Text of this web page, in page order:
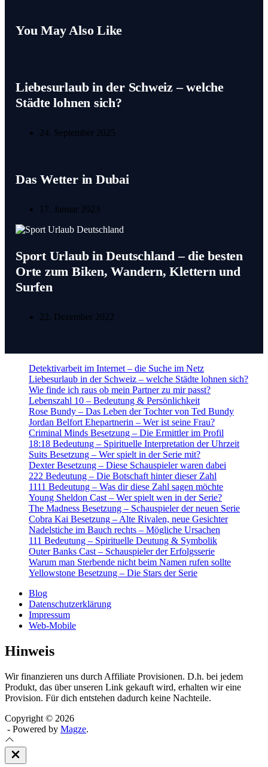
You May Also Like
Liebesurlaub in der Schweiz – welche
Städte lohnen sich?
24. September 2025
Das Wetter in Dubai
17. Januar 2023
Sport Urlaub in Deutschland – die besten
Orte zum Biken, Wandern, Klettern und
Surfen
22. Dezember 2022
Detektivarbeit im Internet – die Suche im Netz
Liebesurlaub in der Schweiz – welche Städte lohnen sich?
Wie finde ich raus ob mein Partner zu mir passt?
Lebenszahl 10 – Bedeutung & Persönlichkeit
Rose Bundy – Das Leben der Tochter von Ted Bundy
Jordan Belfort Ehepartnerin – Wer ist seine Frau?
Criminal Minds Besetzung – Die Ermittler im Profil
18:18 Bedeutung – Spirituelle Interpretation der Uhrzeit
Suits Besetzung – Wer spielt in der Serie mit?
Dexter Besetzung – Diese Schauspieler waren dabei
222 Bedeutung – Die Botschaft hinter dieser Zahl
1111 Bedeutung – Was dir diese Zahl sagen möchte
Young Sheldon Cast – Wer spielt wen in der Serie?
The Madness Besetzung – Schauspieler der neuen Serie
Cobra Kai Besetzung – Alte Rivalen, neue Gesichter
Nadelstiche im Bauch rechts – Mögliche Ursachen
111 Bedeutung – Spirituelle Deutung & Symbolik
Outer Banks Cast – Schauspieler der Erfolgsserie
Warum man Sterbende nicht beim Namen rufen sollte
Yellowstone Besetzung – Die Stars der Serie
Blog
Datenschutzerklärung
Impressum
Web-Mobile
Hinweis
Wir finanzieren uns durch Affiliate Provisionen. D.h. bei jedem
Produkt, das über unseren Link gekauft wird, erhalten wir eine
Provision. Für dich entstehen dadurch keine Nachteile.
Copyright © 2026
- Powered by Magze.
Close
Off